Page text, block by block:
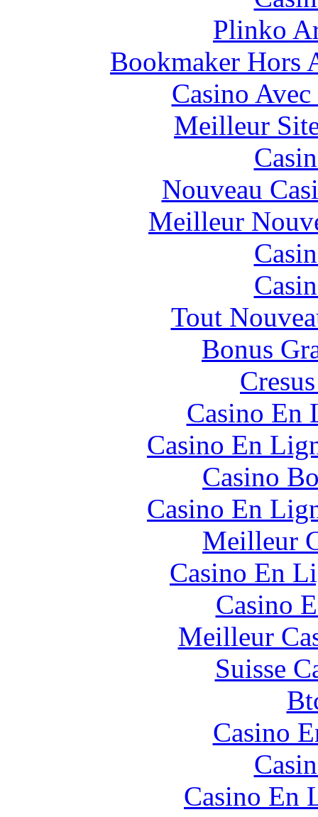
Plinko
Bookmaker Hors
Casino
Meilleur
Nouveau
Meilleur
Tout
Bonus
Casino En
Casino En
Casino
Casino En
Meilleur
Casino En
Casino
Meilleur
Suisse
Casino
Casino En